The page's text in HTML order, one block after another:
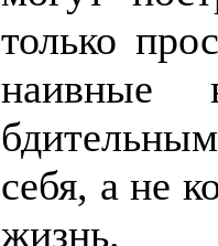
только
наивные
себя, а не
жизнь.